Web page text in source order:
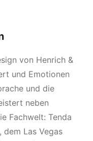
von Henrich &
und Emotionen
und die
neben
Fachwelt: Tenda
Las Vegas